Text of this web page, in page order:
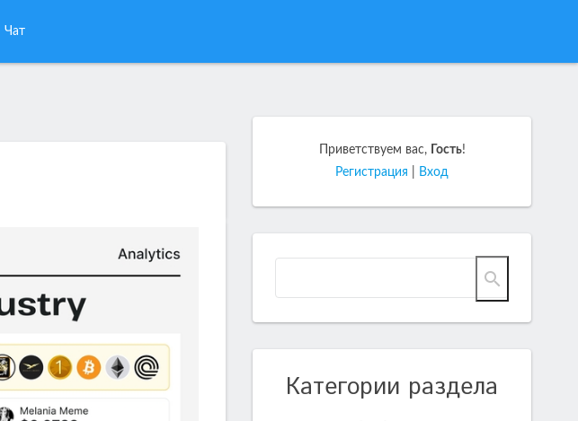
Чат
Приветствуем вас, Гость!
Регистрация
Вход
Категории раздела